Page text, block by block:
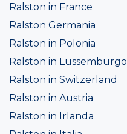
Ralston in France
Ralston Germania
Ralston in Polonia
Ralston in Lussemburgo
Ralston in Switzerland
Ralston in Austria
Ralston in Irlanda